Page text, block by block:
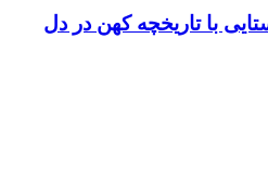
با تاریخچه کهن در دل